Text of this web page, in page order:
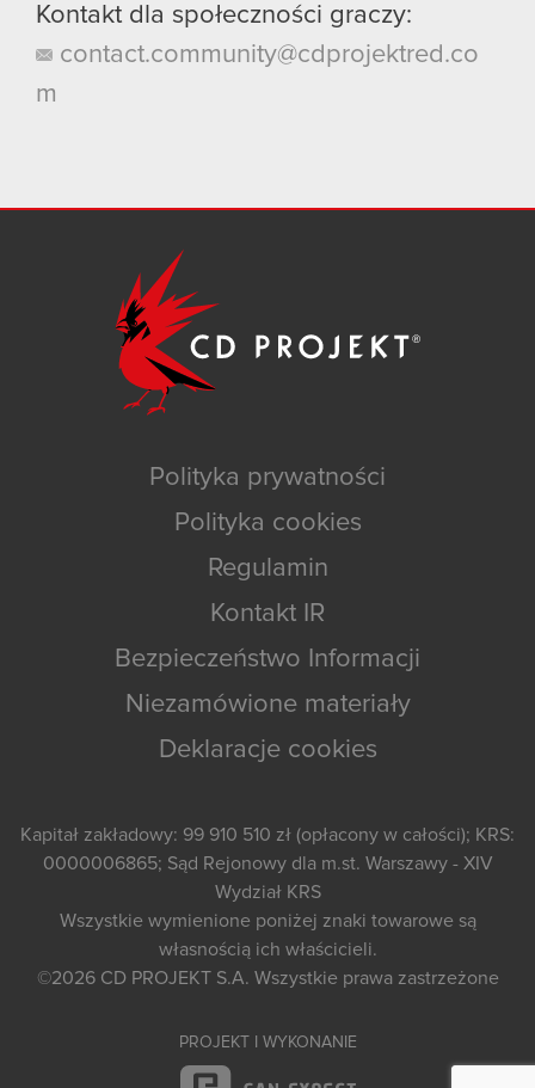
Kontakt dla społeczności graczy:
contact.community@cdprojektred.co
m
Polityka prywatności
Polityka cookies
Regulamin
Kontakt IR
Bezpieczeństwo Informacji
Niezamówione materiały
Deklaracje cookies
Kapitał zakładowy: 99 910 510 zł (opłacony w całości); KRS:
0000006865; Sąd Rejonowy dla m.st. Warszawy - XIV
Wydział KRS
Wszystkie wymienione poniżej znaki towarowe są
własnością ich właścicieli.
©2026 CD PROJEKT S.A. Wszystkie prawa zastrzeżone
PROJEKT I WYKONANIE